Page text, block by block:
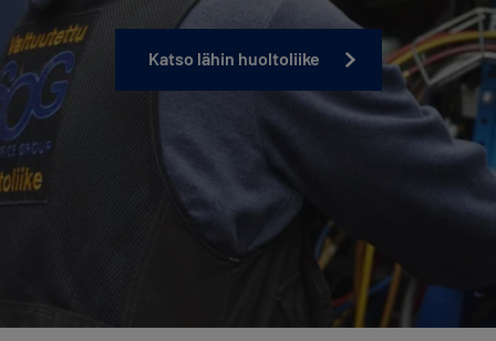
Katso lähin huoltoliike